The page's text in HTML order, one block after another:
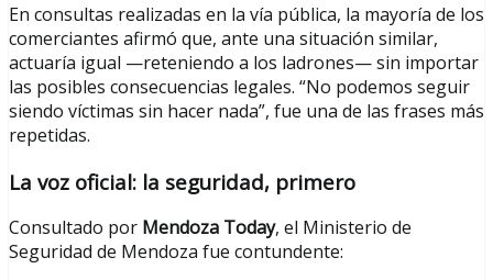
En consultas realizadas en la vía pública, la mayoría de los
comerciantes afirmó que, ante una situación similar,
actuaría igual —reteniendo a los ladrones— sin importar
las posibles consecuencias legales. “No podemos seguir
siendo víctimas sin hacer nada”, fue una de las frases más
repetidas.
La voz oficial: la seguridad, primero
Consultado por Mendoza Today, el Ministerio de
Seguridad de Mendoza fue contundente: